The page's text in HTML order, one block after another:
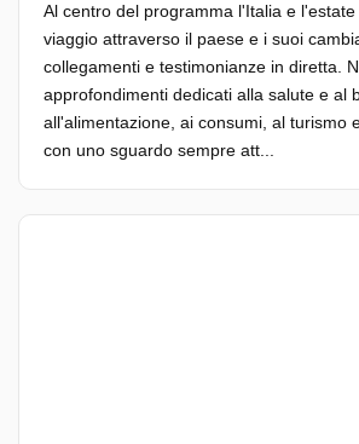
Al centro del programma l'Italia e
viaggio attraverso il paese e i suoi
collegamenti e testimonianze in diretta.
approfondimenti dedicati alla salute e al
all'alimentazione, ai consumi, al turismo
con uno sguardo sempre att...